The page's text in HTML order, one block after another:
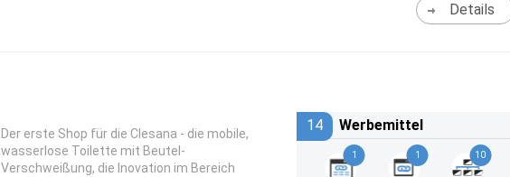
Details
Der erste Shop für die Clesana - die mobile,
wasserlose Toilette mit Beutel-
Verschweißung, die Inovation im Bereich
14 Werbemittel
1 1 10